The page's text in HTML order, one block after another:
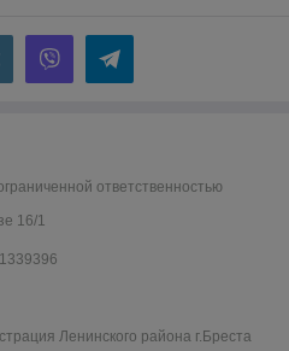
ответственностью
16/1
Ленинского района г.Бреста